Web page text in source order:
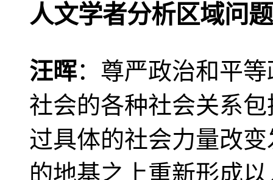
人文学者分析区域问题
汪晖：尊严政治和平
社会的各种社会关系
过具体的社会力量改
的地基之上重新形成